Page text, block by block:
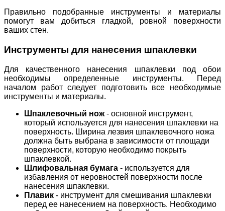
Правильно подобранные инструменты и материалы
помогут вам добиться гладкой, ровной поверхности
ваших стен.
Инструменты для нанесения шпаклевки
Для качественного нанесения шпаклевки под обои
необходимы определенные инструменты. Перед
началом работ следует подготовить все необходимые
инструменты и материалы.
Шпаклевочный нож- основной инструмент,
который используется для нанесения шпаклевки на
поверхность. Ширина лезвия шпаклевочного ножа
должна быть выбрана в зависимости от площади
поверхности, которую необходимо покрыть
шпаклевкой.
Шлифовальная бумага - используется для
избавления от неровностей поверхности после
нанесения шпаклевки.
Плавик - инструмент для смешивания шпаклевки
перед ее нанесением на поверхность. Необходимо